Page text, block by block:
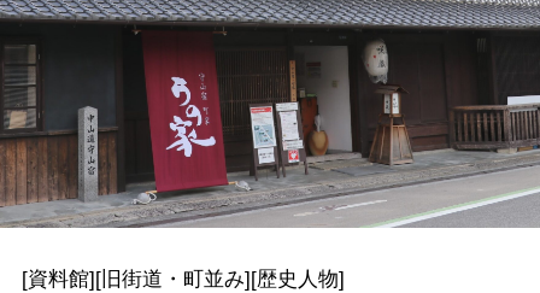
[資料館][旧街道・町並み][歴史人物]